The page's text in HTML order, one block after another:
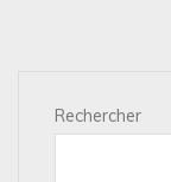
Rechercher